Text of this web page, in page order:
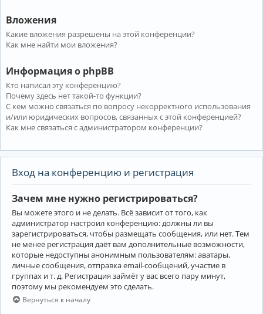
Вложения
Какие вложения разрешены на этой конференции?
Как мне найти мои вложения?
Информация о phpBB
Кто написал эту конференцию?
Почему здесь нет такой-то функции?
С кем можно связаться по вопросу некорректного использования
и/или юридических вопросов, связанных с этой конференцией?
Как мне связаться с администратором конференции?
Вход на конференцию и регистрация
Зачем мне нужно регистрироваться?
Вы можете этого и не делать. Всё зависит от того, как
администратор настроил конференцию: должны ли вы
зарегистрироваться, чтобы размещать сообщения, или нет. Тем
не менее регистрация даёт вам дополнительные возможности,
которые недоступны анонимным пользователям: аватары,
личные сообщения, отправка email-сообщений, участие в
группах и т. д. Регистрация займёт у вас всего пару минут,
поэтому мы рекомендуем это сделать.
Вернуться к началу